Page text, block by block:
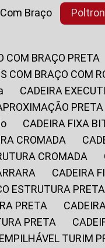
Braço
COM BRAÇO PRETA
COM BRAÇO COM
CADEIRA
PRETA
CADEIRA FIXA
CROMADA
CROMADA
CADEIRA
ESTRUTURA PRETA
PRETA
PRETA
TURIM